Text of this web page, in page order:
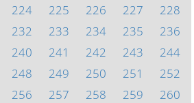
224 225 226 227
228
232 233 234 235
236
240 241 242 243
244
248 249 250 251
252
256 257 258 259
260